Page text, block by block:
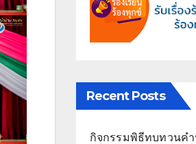
Recent Posts
กิจกรรมพิธีทบทวนค